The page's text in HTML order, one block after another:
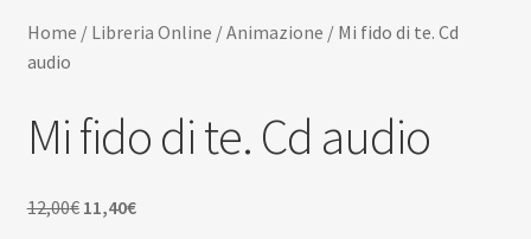
Riviste
Scuola
Contatti
Home / Libreria Online /Animazione / Mi fido di te. Cd
audio
Mi fido di te. Cd audio
12,00€ Il11,40€Il